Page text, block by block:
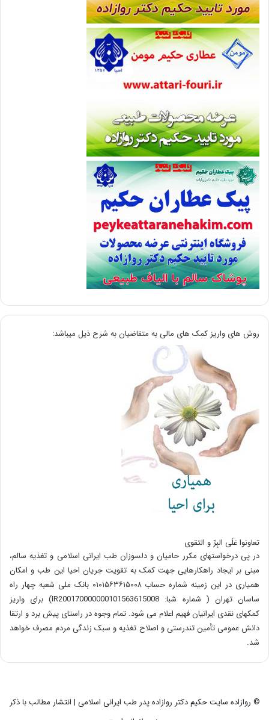
روش های واریز کمک های مالی به متقاضیان به شرح ذیل میباشد:
تعاونوا عَلَی البِرِّ و التقوی
در پی درخواستهای مکرر حامیان و دلسوزان طب ایرانی اسلامی و تغذیه سالم،
مبنی بر ایجاد راهکارهایی جهت کمک به تقویت جریان احیا این طب و امکان
همیاری در این زمینه شماره حساب ۰۱۰۱۵۶۳۶۱۵۰۰۸ بانک ملی شعبه چهار راه
ساسان تهران ( شماره شبا: IR200170000000101563615008) برای واریز
کمکهای نقدی ایرانیان فهیم اعلام می شود. تمام وجوه در راستای پیش برد و ارتقا
دانش عمومی تأمین تندرستی و اصلاح تغذیه و سبک زندگی مردم مصرف خواهد
شد.
© روازاده سایت حکیم دکتر روازاده پدر طب ایرانی اسلامی | انتشار مطالب با ذکر